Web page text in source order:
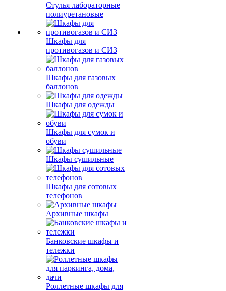
Стулья лабораторные
полиуретановые
Шкафы для
противогазов и СИЗ
Шкафы для газовых
баллонов
Шкафы для одежды
Шкафы для сумок и
обуви
Шкафы сушильные
Шкафы для сотовых
телефонов
Архивные шкафы
Банковские шкафы и
тележки
Роллетные шкафы для